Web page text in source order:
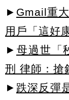
► Gmail重
用戶「這好
► 母過世「
刑 律師：搶
► 跌深反彈